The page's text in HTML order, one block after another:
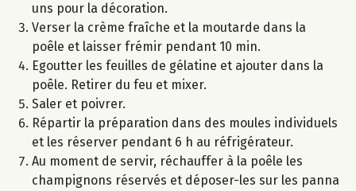
uns pour la décoration.
Verser la crème fraîche et la moutarde dans la
poêle et laisser frémir pendant 10 min.
Egoutter les feuilles de gélatine et ajouter dans la
poêle. Retirer du feu et mixer.
Saler et poivrer.
Répartir la préparation dans des moules individuels
et les réserver pendant 6 h au réfrigérateur.
Au moment de servir, réchauffer à la poêle les
champignons réservés et déposer-les sur les panna